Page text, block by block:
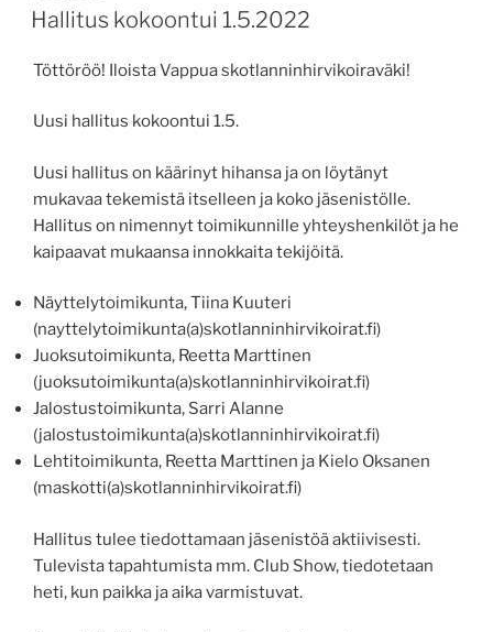
ON
Hallitus kokoontui 1.5.2022
Töttöröö! Iloista Vappua skotlanninhirvikoiraväki!
Uusi hallitus kokoontui 1.5.
Uusi hallitus on käärinyt hihansa ja on löytänyt
mukavaa tekemistä itselleen ja koko jäsenistölle.
Hallitus on nimennyt toimikunnille yhteyshenkilöt ja he
kaipaavat mukaansa innokkaita tekijöitä.
Näyttelytoimikunta, Tiina Kuuteri
(nayttelytoimikunta(a)skotlanninhirvikoirat.fi)
Juoksutoimikunta, Reetta Marttinen
(juoksutoimikunta(a)skotlanninhirvikoirat.fi)
Jalostustoimikunta, Sarri Alanne
(jalostustoimikunta(a)skotlanninhirvikoirat.fi)
Lehtitoimikunta, Reetta Marttinen ja Kielo Oksanen
(maskotti(a)skotlanninhirvikoirat.fi)
Hallitus tulee tiedottamaan jäsenistöä aktiivisesti.
Tulevista tapahtumista mm. Club Show, tiedotetaan
heti, kun paikka ja aika varmistuvat.